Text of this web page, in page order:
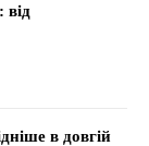
від
в довгій